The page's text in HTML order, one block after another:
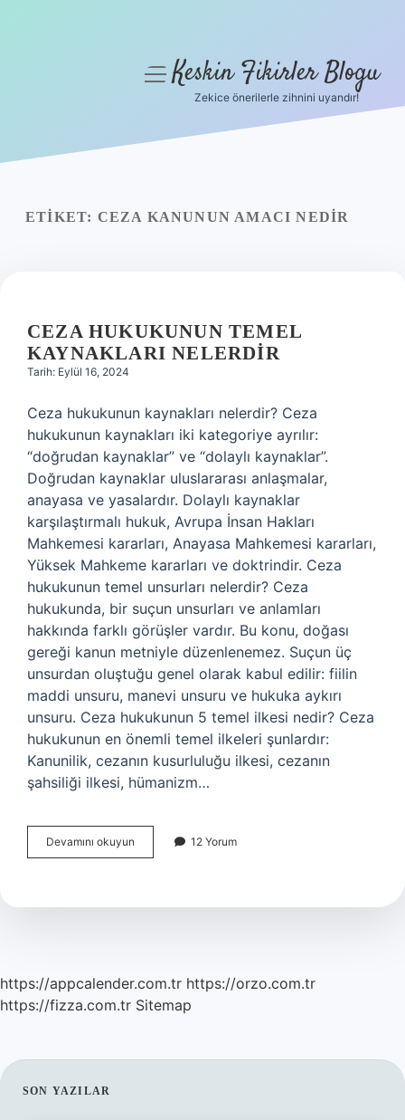
Yasal Uyarı
menüyüKeskin Fikirler Blogu
Zekice önerilerle zihnini uyandır!
ETIKET: CEZA KANUNUN AMACI NEDIR
CEZA HUKUKUNUN TEMEL
KAYNAKLARI NELERDIR
Tarih: Eylül 16, 2024
Ceza hukukunun kaynakları nelerdir? Ceza
hukukunun kaynakları iki kategoriye ayrılır:
“doğrudan kaynaklar” ve “dolaylı kaynaklar”.
Doğrudan kaynaklar uluslararası anlaşmalar,
anayasa ve yasalardır. Dolaylı kaynaklar
karşılaştırmalı hukuk, Avrupa İnsan Hakları
Mahkemesi kararları, Anayasa Mahkemesi kararları,
Yüksek Mahkeme kararları ve doktrindir. Ceza
hukukunun temel unsurları nelerdir? Ceza
hukukunda, bir suçun unsurları ve anlamları
hakkında farklı görüşler vardır. Bu konu, doğası
gereği kanun metniyle düzenlenemez. Suçun üç
unsurdan oluştuğu genel olarak kabul edilir: fiilin
maddi unsuru, manevi unsuru ve hukuka aykırı
unsuru. Ceza hukukunun 5 temel ilkesi nedir? Ceza
hukukunun en önemli temel ilkeleri şunlardır:
Kanunilik, cezanın kusurluluğu ilkesi, cezanın
şahsiliği ilkesi, hümanizm…
Devamını okuyun
Hukukunun
Nelerdir
12 Yorum
https://appcalender.com.tr https://orzo.com.tr
https://fizza.com.tr Sitemap
SIDEBAR
SON YAZILAR